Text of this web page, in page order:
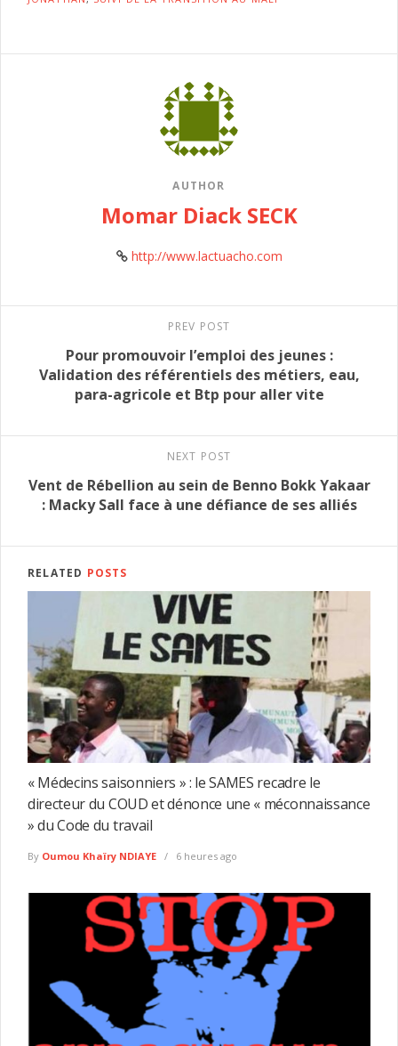
AUTHOR
Momar Diack SECK
http://www.lactuacho.com
PREV POST
Pour promouvoir l’emploi des jeunes :
Validation des référentiels des métiers, eau,
para-agricole et Btp pour aller vite
NEXT POST
Vent de Rébellion au sein de Benno Bokk Yakaar
: Macky Sall face à une défiance de ses alliés
RELATED POSTS
« Médecins saisonniers » : le SAMES recadre le
directeur du COUD et dénonce une « méconnaissance
» du Code du travail
By Oumou Khaïry NDIAYE 6 heures ago